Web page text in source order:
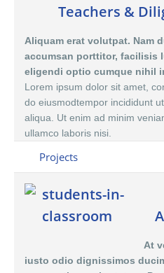
Teachers &
Aliquam erat volutpat. Nam
accumsan porttitor, facilisis
eligendi optio cumque nihil
Lorem ipsum dolor sit amet,
do eiusmodtempor incididunt
aliqua. Ut enim ad minim
ullamco laboris nisi.
Projects
At
iusto odio dignissimos